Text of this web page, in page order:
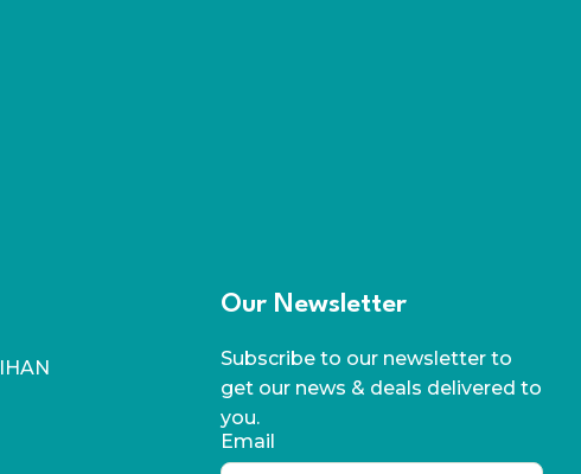
Our Newsletter
Subscribe to our newsletter to
get our news & deals delivered to
you.
Email